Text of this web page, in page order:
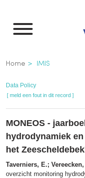
naar
inhoud
gaan
Kruimelpad
Home IMIS
Data Policy
[ meld een fout in dit record ]
MONEOS -
hydrodynamiek
het
Taverniers, E.;
overzicht monitoring